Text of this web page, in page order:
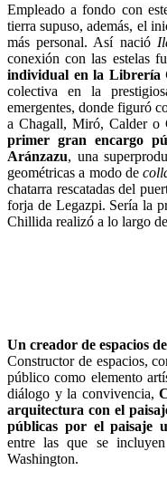
Empleado a fondo con
tierra supuso, además, el
más personal. Así nació
conexión con las estelas
individual en la Librería
colectiva en la
emergentes, donde figuró
a Chagall, Miró, Calder o
primer gran encargo
Aránzazu, una
geométricas a modo de
chatarra rescatadas del
forja de Legazpi. Sería la
Chillida realizó a lo largo
Un creador de espacios
Constructor de espacios,
público como elemento
diálogo y la convivencia,
arquitectura con el
públicas por el paisaje
entre las que se
Washington.